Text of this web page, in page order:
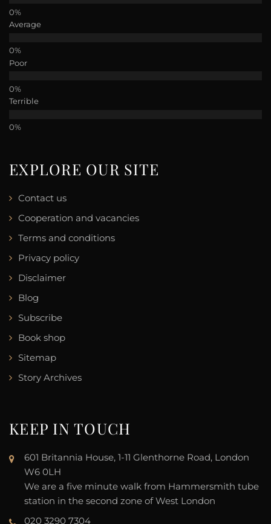
Average
Poor
Terrible
EXPLORE OUR SITE
Contact us
Cooperation and vacancies
Terms and conditions
Privacy policy
Disclaimer
Blog
Subscribe
Book shop
Sitemap
Story Archives
KEEP IN TOUCH
601 Britannia House, 1-11 Glenthorne Road, London
W6 0LH
We are a five minute walk from Hammersmith tube
station in the second zone of West London
020 3290 7304